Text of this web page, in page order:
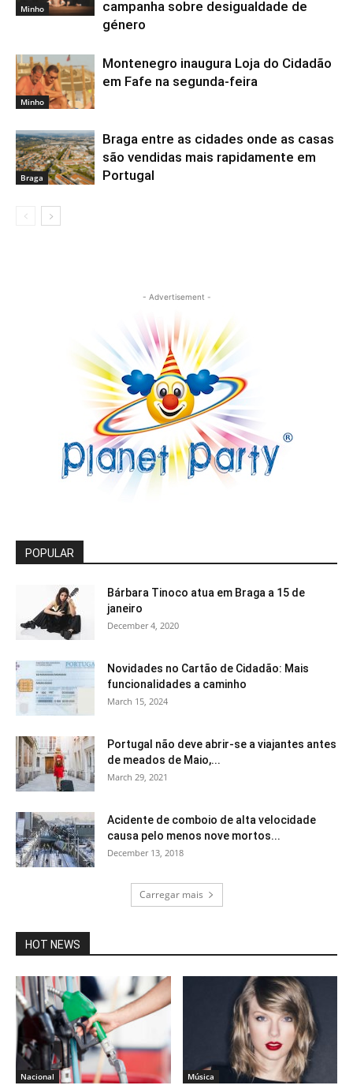
Minho
campanha sobre desigualdade de
género
Minho
Montenegro inaugura Loja do Cidadão
em Fafe na segunda-feira
Braga
Braga entre as cidades onde as casas
são vendidas mais rapidamente em
Portugal
- Advertisement -
POPULAR
Bárbara Tinoco atua em Braga a 15 de
janeiro
December 4, 2020
Novidades no Cartão de Cidadão: Mais
funcionalidades a caminho
March 15, 2024
Portugal não deve abrir-se a viajantes antes
de meados de Maio,...
March 29, 2021
Acidente de comboio de alta velocidade
causa pelo menos nove mortos...
December 13, 2018
Carregar mais
HOT NEWS
Nacional Música